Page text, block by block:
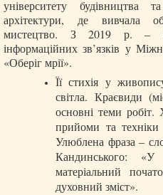
університету будівництва
архітектури, де вивчала
мистецтво. З 2019 р. –
інформаційних зв’язків у
«Оберіг мрії».
Її стихія у
світла. Краєвиди
основні теми
прийоми та
Улюблена фраза –
Кандинського:
матеріальний
духовний зміст».